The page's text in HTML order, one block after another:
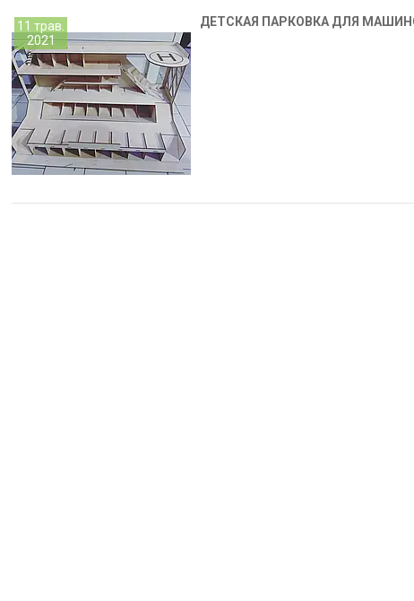
11 трав.
2021
ДЕТСКАЯ ПАРКОВКА ДЛЯ